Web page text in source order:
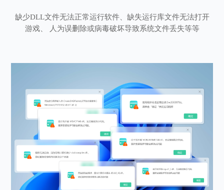
缺少DLL文件无法正常运行软件、缺失运行库文件无法打开
游戏、 人为误删除或病毒破坏导致系统文件丢失等等